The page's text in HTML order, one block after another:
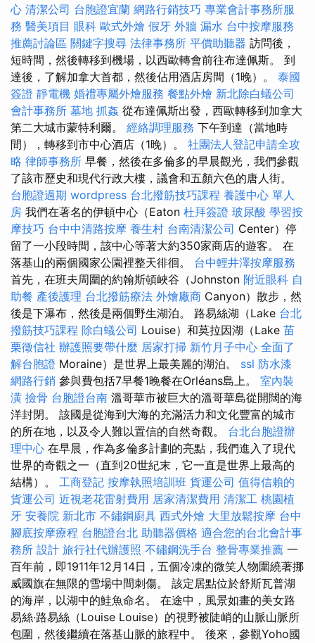
心 清潔公司 台胞證宜蘭 網路行銷技巧 專業會計事務所服
務 醫美項目 眼科 歐式外燴 假牙 外牆 漏水 台中按摩服務
推薦討論區 關鍵字搜尋 法律事務所 平價助聽器 訪問後，
短時間，然後轉移到機場，以西歐轉會前往布達佩斯。 到
達後，了解加拿大首都，然後佔用酒店房間（1晚）。 泰國
簽證 靜電機 婚禮專屬外燴服務 餐點外燴 新北除白蟻公司
會計事務所 墓地 抓姦 從布達佩斯出發，西歐轉移到加拿大
第二大城市蒙特利爾。 經絡調理服務 下午到達（當地時
間），轉移到市中心酒店（1晚）。 社團法人登記申請全攻
略 律師事務所 早餐，然後在多倫多的早晨觀光，我們參觀
了該市歷史和現代行政大樓，議會和五顏六色的唐人街。
台胞證過期 wordpress 台北撥筋技巧課程 養護中心 單人
房 我們在著名的伊頓中心（Eaton 杜拜簽證 玻尿酸 學習按
摩技巧 台中中清路按摩 養生村 台南清潔公司 Center）停
留了一小段時間，該中心等著大約350家商店的遊客。 在
落基山的兩個國家公園裡整天徘徊。 台中輕井澤按摩服務
首先，在班夫周圍的約翰斯頓峽谷（Johnston 附近眼科 自
助餐 產後護理 台北撥筋療法 外燴廠商 Canyon）散步，然
後是下瀑布，然後是兩個野生湖泊。 路易絲湖（Lake 台北
撥筋技巧課程 除白蟻公司 Louise）和莫拉因湖（Lake 苗
栗徵信社 辦護照要帶什麼 居家打掃 新竹月子中心 全面了
解台胞證 Moraine）是世界上最美麗的湖泊。 ssl 防水漆
網路行銷 參與費包括7早餐1晚餐在Orléans島上。 室內裝
潢 撿骨 台胞證台南 溫哥華市被巨大的溫哥華島從開闊的海
洋封閉。 該國是從海到大海的充滿活力和文化豐富的城市
的所在地，以及令人難以置信的自然奇觀。 台北台胞證辦
理中心 在早晨，作為多倫多計劃的亮點，我們進入了現代
世界的奇觀之一（直到20世紀末，它一直是世界上最高的
結構）。 工商登記 按摩執照培訓班 貨運公司 值得信賴的
貨運公司 近視老花雷射費用 居家清潔費用 清潔工 桃園植
牙 安養院 新北市 不鏽鋼廚具 西式外燴 大里放鬆按摩 台中
腳底按摩療程 台胞證台北 助聽器價格 適合您的台北會計事
務所 設計 旅行社代辦護照 不鏽鋼洗手台 整骨專業推薦 一
百年前，即1911年12月14日，五個冷凍的微笑人物圍繞著挪
威國旗在無限的雪場中間刺傷。 該定居點位於舒斯瓦普湖
的海岸，以湖中的鮭魚命名。 在途中，風景如畫的美女路
易絲·路易絲（Louise Louise）的視野被陡峭的山脈山脈所
包圍，然後繼續在落基山脈的旅程中。 後來，參觀Yoho國